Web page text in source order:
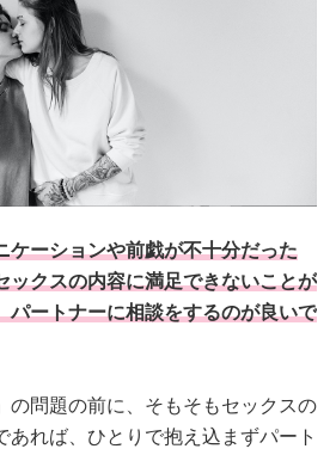
ケーションや前戯が不十分だった
ックスの内容に満足できないことが
パートナーに相談をするのが良いで
の問題の前に、そもそもセックスの
あれば、ひとりで抱え込まずパート